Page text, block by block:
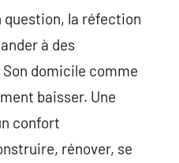
question, la réfection
à des
domicile comme
baisser. Une
confort
rénover, se